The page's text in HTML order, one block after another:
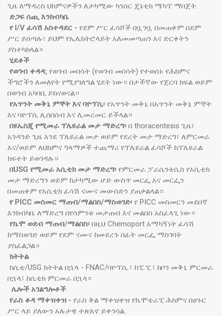
ጊዜ ለማዳረስ ህክምናዎችን ለታካሚው ካንሰር ጄኔቲክ ሜካፕ ማበጀት.
ድጋፍ ሰጪ እንክብካቤ
የ I/V ፈሳሽ አስተዳደር - የደም ሥር ፈሳሾች በቧንቧ በመጠቀም በደም
ሥር ይሰጣሉ፣ ይህም የኤሌክትሮላይት አለመመጣጠን እና ድርቀትን
ያስተካክላል።
ሂደቶች
የወገብ ቀዳዳ; የወገብ መበሳት (የወገብ መበሳት) የተወሰኑ የሕክምና
ችግሮችን ለመለየት የሚያገለግል ሂደት ነው። በታችኛው የጀርባ ክፍል ወይም
በወገብ አካባቢ ይከናወናል።
የአጥንት መቅኒ ምኞት እና ባዮፕሲ፡ የአጥንት መቅኒ በአጥንት መቅኒ ምኞት
እና ባዮፕሲ ሊሰበሰብ እና ሊመረመር ይችላል።
በዩኤስጂ የሚመራ ፕሌዩራል መታ ማድረግ፡ በ thoracentesis ጊዜ፣
አንዳንድ ጊዜ እንደ ፕሌዩራል መታ ወይም የደረት መታ ማድረግ፣ ለምርመራ
እና/ወይም ለህክምና ዓላማዎች ተጨማሪ የፕሌዩራል ፈሳሾች ከፕሌዩራል
ክፍተት ይወገዳሉ።
በUSG የሚመራ አሲቲክ መታ ማድረግ፡ የምርመራ ፓራሴንቴሲስ የአሲቲክ
መታ ማድረግን ወይም ከታካሚው ሆድ ውስጥ መርፌ እና መርፌን
በመጠቀም የአሲቲክ ፈሳሽ ናሙና መውሰድን ያጠቃልላል።
የ PICC መስመር ማጠብ/ማልበስ/ማስወገድ፡ የ PICC መስመርን መደበኛ
እንክብካቤ ለማድረግ በየሳምንቱ መታጠብ እና መልበስ አስፈላጊ ነው።
የኬሞ ወደብ ማጠብ/ማልበስ፡ በዚህ Chemoport አማካኝነት ፈሳሽ
ከማስወገድ ወይም የደም ናሙና ከመደረጉ በፊት መርፌ ማስገባት
ያስፈልጋል።
ክትትል
ከሲቲ/USG ክትትል በኋላ - FNAC/ባዮፕሲ.፣ ከፒ.ፒ.፣ ከቦን መቅኒ ምርመራ
በኋላ፣ ከሲቲክ ምርመራ በኋላ።
ሌሎች አገልግሎቶች
የራስ ቆዳ ማቀዝቀዝ - የራስ ቅል ማቀዝቀዝ የኬሞቴራፒ ሕክምና በፀጉር
ሥር ላይ ያለውን አሉታዊ ተጽእኖ ይቀንሳል.